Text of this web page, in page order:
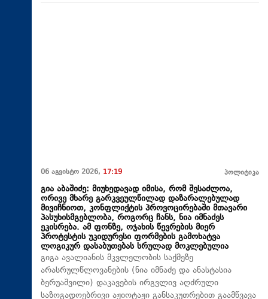
06 აგვისტო 2026, 17:19 პოლიტიკა
გია აბაშიძე: მიუხედავად იმისა, რომ შესაძლოა,
ორივე მხარე გარკვეულწილად დაზარალებულად
მივიჩნიოთ, კონფლიქტის პროვოცირებაში მთავარი
პასუხისმგებლობა, როგორც ჩანს, ნია იმნაძეს
ეკისრება. ამ ფონზე, ოჯახის წევრების მიერ
პროტესტის უკიდურესი ფორმების გამოხატვა
ლოგიკურ დასაბუთებას სრულად მოკლებულია
გიგა ავალიანის მკვლელობის საქმეზე
არასრულწლოვანების (ნია იმნაძე და ანასტასია
ბერუაშვილი) დაკავების ირგვლივ აღძრული
საზოგადოებრივი აჟიოტაჟი განსაკუთრებით გაამწვავა